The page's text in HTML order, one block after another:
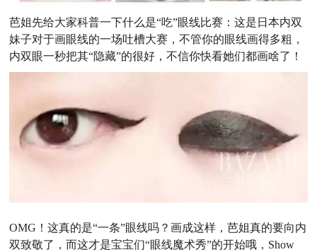
芭姐先给大家科普一下什么是“吃”眼线比赛：这是日本内双
妹子对于画眼线的一场吐槽大赛，不管你的眼线画得多粗，
内双眼一秒把其“隐藏”的很好，不信你快看她们都画啥了！
OMG！这真的是“一条”眼线吗？画成这样，芭姐真的要向内
双致敬了，而这才是宝宝们“眼线魔术秀”的开始哦，Show